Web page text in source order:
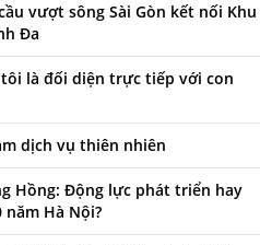
vượt sông Sài Gòn kết nối Khu
Đa
tôi là đối diện trực tiếp với con
dịch vụ thiên nhiên
Hồng: Động lực phát triển hay
Hà Nội?